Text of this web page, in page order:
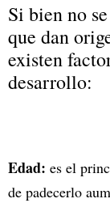
Si bien no
que dan
existen
desarrollo:
Edad: es el
de padecerlo